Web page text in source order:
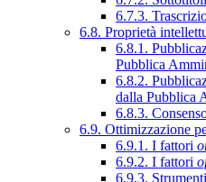
6.7.3.
6.8. Proprietà
6.8.1.
Pubblica
6.8.2.
dalla Pubblica
6.8.3.
6.9. Ottimizzazione
6.9.1. I fattori
6.9.2. I fattori
6.9.3.